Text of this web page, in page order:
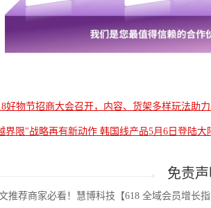
好物节招商大会召开，内容、货架多样玩法助
界限"战略再有新动作 韩国线产品5月6日登陆大
免责
推荐商家必看！慧博科技【618 全域会员增长